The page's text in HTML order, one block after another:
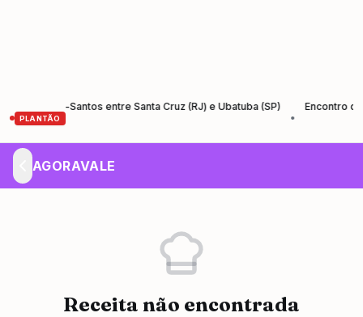
PLANTÃO
Rio-Santos entre Santa Cruz (RJ) e Ubatuba (SP)
Encontro de
AGORAVALE
Receita não encontrada